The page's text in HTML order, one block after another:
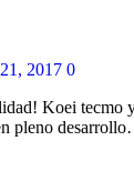
2017 0
Koei tecmo
pleno